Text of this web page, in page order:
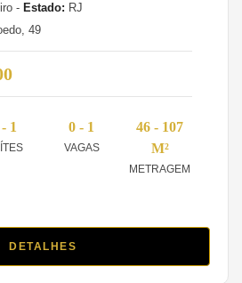
- Estado: RJ
49
1 0 - 1
VAGAS
46 - 107
M²
METRAGEM
DETALHES